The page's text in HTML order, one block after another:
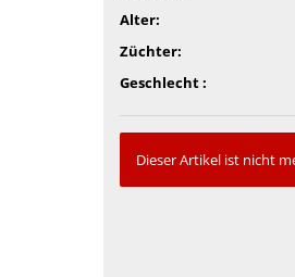
Alter:
Züchter:
Geschlecht :
Dieser Artikel ist nicht